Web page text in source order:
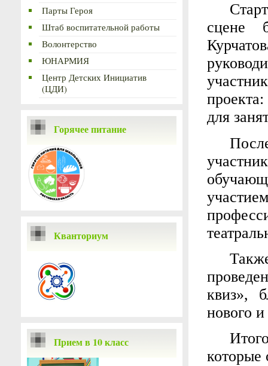
Парты Героя
Штаб воспитательной работы
Волонтерство
ЮНАРМИЯ
Центр Детских Инициатив
(ЦДИ)
Горячее питание
Кванториум
Прием в 10 класс
сцене
для
квиз»,
нового
которые